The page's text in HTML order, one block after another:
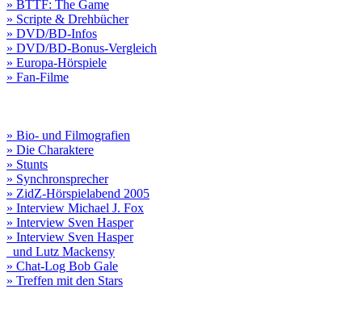
» BTTF: The Game
» Scripte & Drehbücher
» DVD/BD-Infos
» DVD/BD-Bonus-Vergleich
» Europa-Hörspiele
» Fan-Filme
» Bio- und Filmografien
» Die Charaktere
» Stunts
» Synchronsprecher
» ZidZ-Hörspielabend 2005
» Interview Michael J. Fox
» Interview Sven Hasper
» Interview Sven Hasper
und Lutz Mackensy
» Chat-Log Bob Gale
» Treffen mit den Stars